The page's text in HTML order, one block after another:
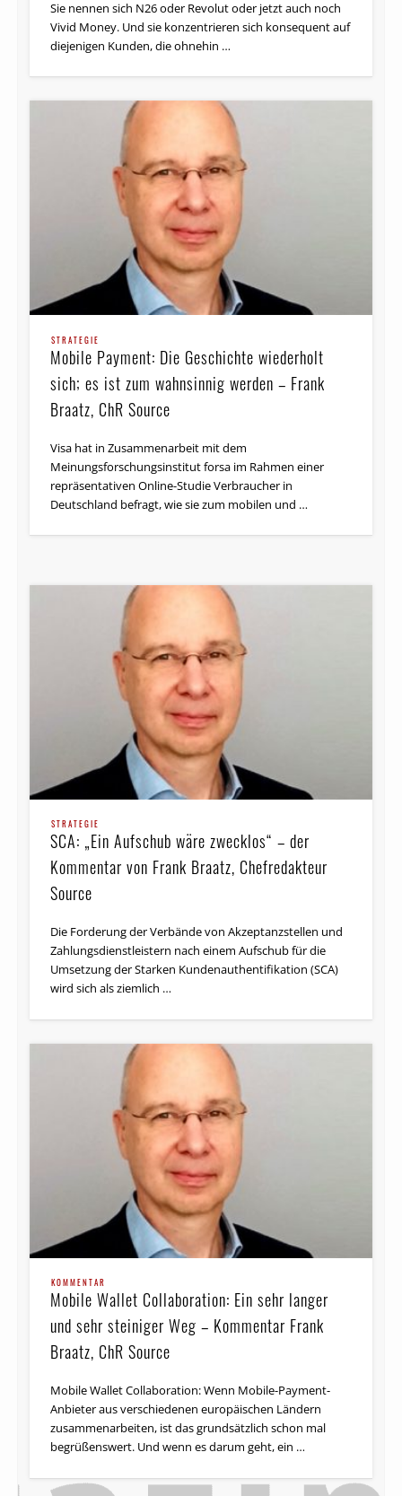
Sie nennen sich N26 oder Revolut oder jetzt auch noch
Vivid Money. Und sie konzentrieren sich konsequent auf
diejenigen Kunden, die ohnehin …
STRATEGIE
Mobile Payment: Die Geschichte wiederholt
sich; es ist zum wahnsinnig werden – Frank
Braatz, ChR Source
Visa hat in Zusammenarbeit mit dem
Meinungsforschungsinstitut forsa im Rahmen einer
repräsentativen Online-Studie Verbraucher in
Deutschland befragt, wie sie zum mobilen und …
STRATEGIE
SCA: „Ein Aufschub wäre zwecklos“ – der
Kommentar von Frank Braatz, Chefredakteur
Source
Die Forderung der Verbände von Akzeptanzstellen und
Zahlungsdienstleistern nach einem Aufschub für die
Umsetzung der Starken Kunden­authentifikation (SCA)
KOMMENTAR
Mobile Wallet Collaboration: Ein sehr langer
und sehr steiniger Weg – Kommentar Frank
Braatz, ChR Source
Mobile Wallet Collaboration: Wenn Mobile-Payment-
Anbieter aus verschiedenen europäischen Ländern
zusammenarbeiten, ist das grundsätzlich schon mal
begrüßenswert. Und wenn es darum geht, ein …